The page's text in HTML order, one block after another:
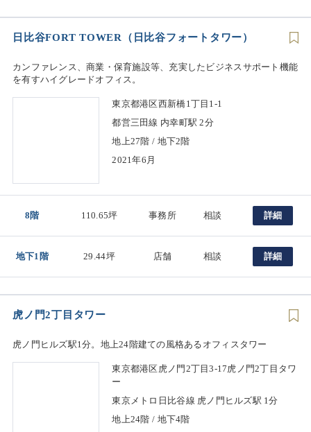
日比谷FORT TOWER（日比谷フォートタワー）
カンファレンス、商業・保育施設等、充実したビジネスサポート機能
を有すハイグレードオフィス。
東京都港区西新橋1丁目1-1
都営三田線 内幸町駅 2分
地上27階 / 地下2階
2021年6月
8階 110.65坪 事務所 相談 詳細
地下1階 29.44坪 店舗 相談 詳細
虎ノ門2丁目タワー
虎ノ門ヒルズ駅1分。地上24階建ての風格あるオフィスタワー
東京都港区虎ノ門2丁目3-17虎ノ門2丁目タワ
ー
東京メトロ日比谷線 虎ノ門ヒルズ駅 1分
地上24階 / 地下4階